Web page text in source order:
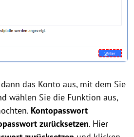
das Konto aus, mit dem Sie
wählen Sie die Funktion aus,
Kontopasswort
zurücksetzen. Hier